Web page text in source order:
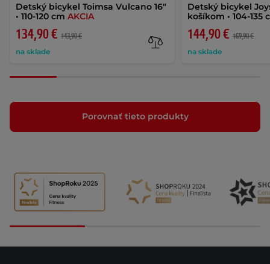
Detský bicykel Toimsa Vulcano 16"
• 110-120 cm AKCIA
134,90 € 143,90 €
na sklade
Detský bicykel
košíkom • 104-135
144,90 € 169,90 €
na sklade
Porovnať tieto produkty